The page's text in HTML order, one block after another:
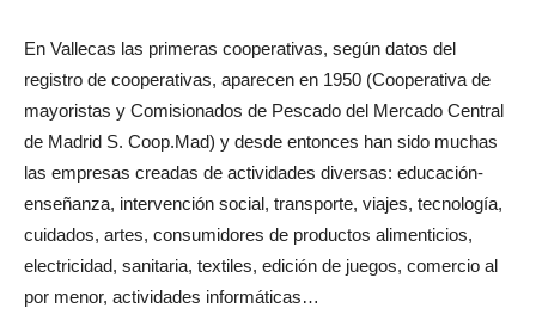
En Vallecas las primeras cooperativas, según datos del
registro de cooperativas, aparecen en 1950 (Cooperativa de
mayoristas y Comisionados de Pescado del Mercado Central
de Madrid S. Coop.Mad) y desde entonces han sido muchas
las empresas creadas de actividades diversas: educación-
enseñanza, intervención social, transporte, viajes, tecnología,
cuidados, artes, consumidores de productos alimenticios,
electricidad, sanitaria, textiles, edición de juegos, comercio al
por menor, actividades informáticas…